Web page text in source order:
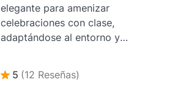
elegante para amenizar
celebraciones con clase,
adaptándose al entorno y
cercana y memorable.
5 (12 Reseñas)